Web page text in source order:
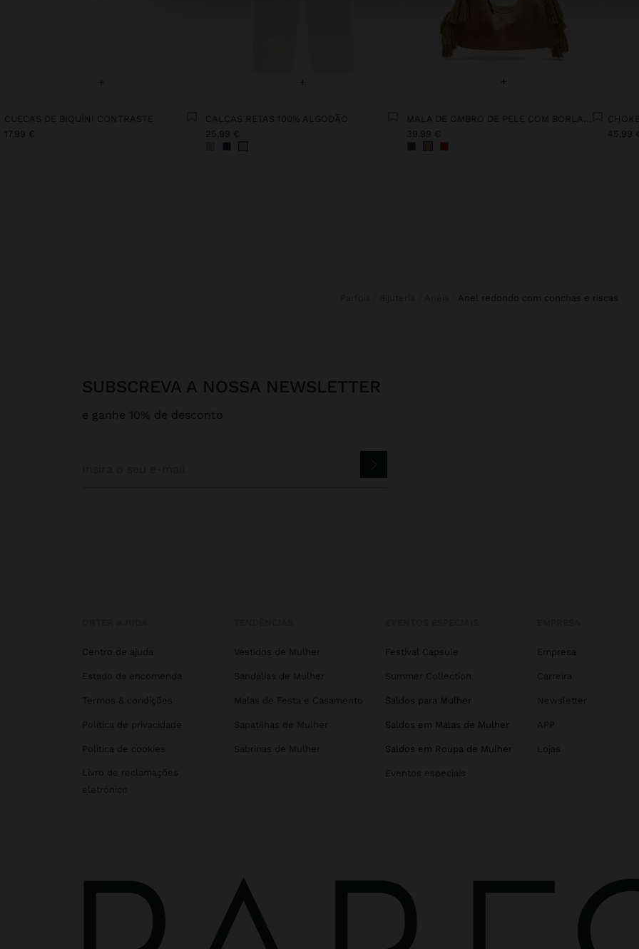
+
CUECAS DE BIQUÍNI CONTRASTE
17,99 €
+
CALÇAS RETAS 100% ALGODÃO
25,99 €
+
39,99 €
45,99
anel redondo com conchas e riscas
SUBSCREVA A NOSSA NEWSLETTER
e ganhe 10% de desconto
Centro de ajuda
Estado da encomenda
Termos & condições
Política de privacidade
Política de cookies
Livro de reclamações
eletrónico
Vestidos de Mulher
Sandálias de Mulher
Malas de Festa e Casamento
Sapatilhas de Mulher
Sabrinas de Mulher
Festival Capsule
Summer Collection
Saldos para Mulher
Saldos em Malas de Mulher
Saldos em Roupa de Mulher
Eventos especiais
Empresa
Carreira
Newsletter
APP
Lojas